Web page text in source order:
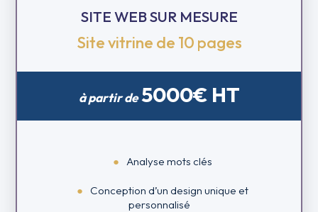
SITE WEB SUR MESURE
Site vitrine de 10 pages
à partir de5000€ HT
Analyse mots clés
Conception d’un design unique et
personnalisé